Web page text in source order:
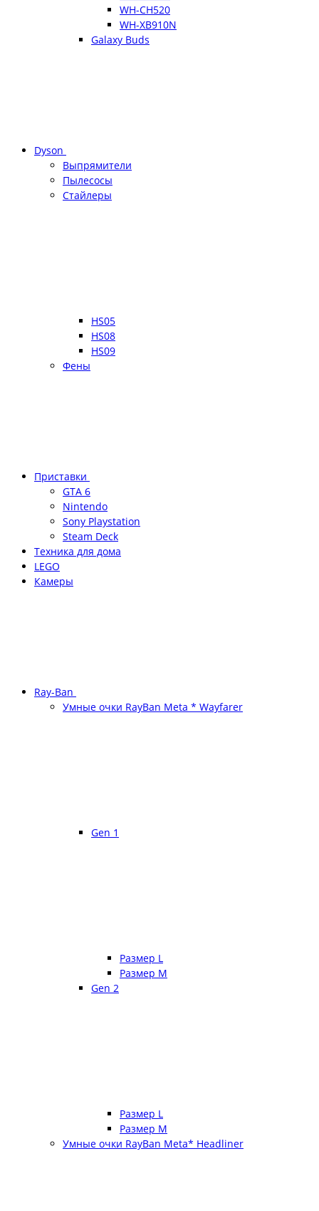
WH-CH520
WH-XB910N
Galaxy Buds
Dyson
Выпрямители
Пылесосы
Стайлеры
HS05
HS08
HS09
Фены
Приставки
GTA 6
Nintendo
Sony Playstation
Steam Deck
Техника для дома
LEGO
Камеры
Ray-Ban
Умные очки RayBan Meta * Wayfarer
Gen 1
Размер L
Размер М
Gen 2
Размер L
Размер М
Умные очки RayBan Meta* Headliner